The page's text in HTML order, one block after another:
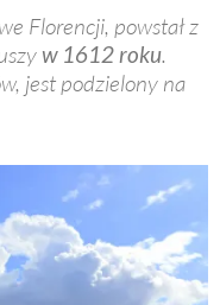
Florencji, powstał z
w 1612 roku.
jest podzielony na